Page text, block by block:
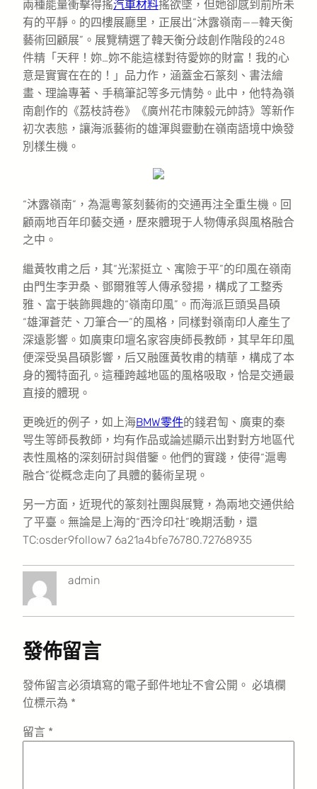
兩種能量衝擊得搖汽車材料搖欲墜，但她卻感到前所未
有的平靜。的四樓展廳里，正展出“沐露嶺南——韓天衡
藝術回顧展”。展覽精選了韓天衡分歧創作階段的248
件精「天秤！妳…妳不能這樣對待愛妳的財富！我的心
意是實實在在的！」品力作，涵蓋金石篆刻、書法繪
畫、理論專著、手稿筆記等多元情勢。此中，他特為嶺
南創作的《荔枝詩卷》《廣州花市陳毅元帥詩》等新作
初次表態，讓海派藝術的雄渾與靈動在嶺南語境中煥發
別樣生機。
“沐露嶺南”，為滬粵篆刻藝術的交通再注全重生機。回
顧兩地百年印藝交通，歷來體現于人物傳承與風格融合
之中。
繼黃牧甫之后，其“光潔挺立、寓險于平”的印風在嶺南
由門生李尹桑、鄧爾雅等人傳承發揚，構成了工整秀
雅、富于裝飾興趣的“嶺南印風”。而海派巨頭吳昌碩
“雄渾蒼茫、刀筆合一”的風格，同樣對嶺南印人產生了
深遠影響。如廣東印壇名家容庚師長教師，其早年印風
便深受吳昌碩影響，后又融匯黃牧甫的精華，構成了本
身的獨特面孔。這種跨越地區的風格吸取，恰是交通最
直接的體現。
更晚近的例子，如上海BMW零件的錢君匋、廣東的秦
咢生等師長教師，均有作品或論述顯示出對對方地區代
表性風格的深刻研討與借鑒。他們的實踐，使得“滬粵
融合”從概念走向了具體的藝術呈現。
另一方面，近現代的篆刻社團與展覽，為兩地交通供給
了平臺。無論是上海的“西泠印社”晚期活動，還
TC:osder9follow7 6a21a4bfe76780.72768935
admin
發佈留言
發佈留言必須填寫的電子郵件地址不會公開。 必填欄
位標示為 *
留言 *